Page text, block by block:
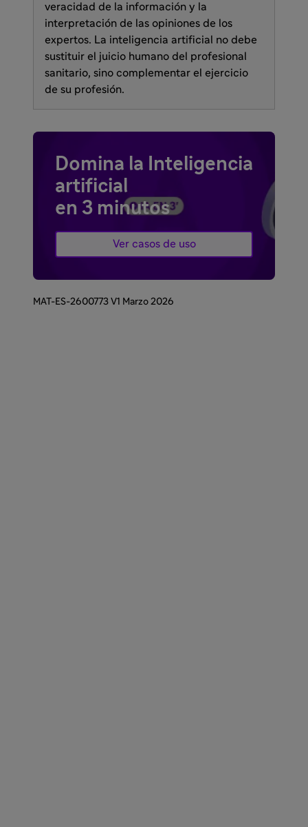
veracidad de la información y la
interpretación de las opiniones de los
expertos. La inteligencia artificial no debe
sustituir el juicio humano del profesional
sanitario, sino complementar el ejercicio
de su profesión.
Domina la Inteligencia
artificial
en 3 minutos
Ver casos de uso
MAT-ES-2600773 V1 Marzo 2026